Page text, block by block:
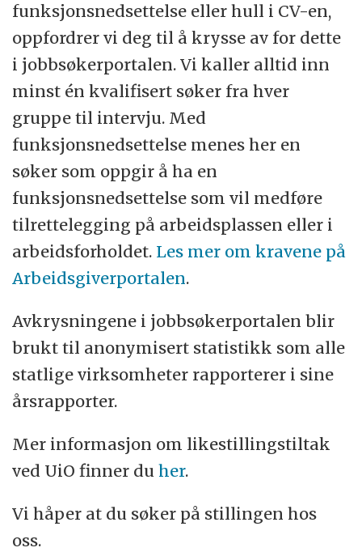
funksjonsnedsettelse eller hull i CV-en,
oppfordrer vi deg til å krysse av for dette
i jobbsøkerportalen. Vi kaller alltid inn
minst én kvalifisert søker fra hver
gruppe til intervju. Med
funksjonsnedsettelse menes her en
søker som oppgir å ha en
funksjonsnedsettelse som vil medføre
tilrettelegging på arbeidsplassen eller i
arbeidsforholdet. Les mer om kravene på
Arbeidsgiverportalen.
Avkrysningene i jobbsøkerportalen blir
brukt til anonymisert statistikk som alle
statlige virksomheter rapporterer i sine
årsrapporter.
Mer informasjon om likestillingstiltak
ved UiO finner duher.
Vi håper at du søker på stillingen hos
oss.